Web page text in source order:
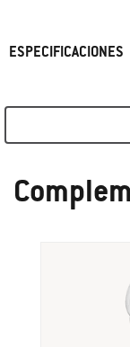
ESPECIFICACIONES